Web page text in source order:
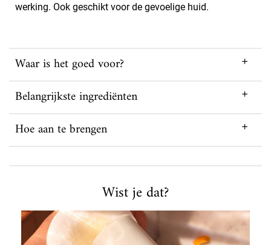
werking. Ook geschikt voor de gevoelige huid.
Waar is het goed voor?
Belangrijkste ingrediënten
Hoe aan te brengen
Wist je dat?